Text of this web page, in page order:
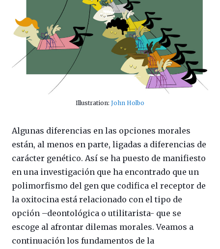
Illustration: John Holbo
Algunas diferencias en las opciones morales
están, al menos en parte, ligadas a diferencias de
carácter genético. Así se ha puesto de manifiesto
en una investigación que ha encontrado que un
polimorfismo del gen que codifica el receptor de
la oxitocina está relacionado con el tipo de
opción –deontológica o utilitarista- que se
escoge al afrontar dilemas morales. Veamos a
continuación los fundamentos de la